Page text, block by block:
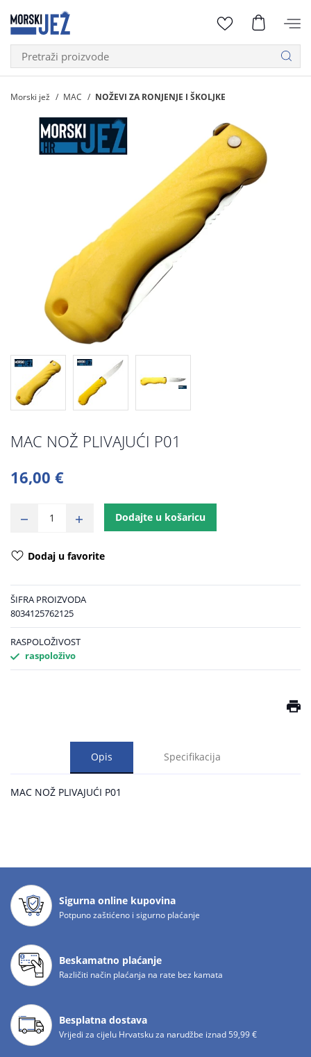
Morski jež MAC NOŽEVI ZA RONJENJE I ŠKOLJKE
MAC NOŽ PLIVAJUĆI P01
16,00 €
Dodajte u košaricu
Dodaj u favorite
ŠIFRA PROIZVODA
8034125762125
RASPOLOŽIVOST
raspoloživo
Opis Specifikacija
MAC NOŽ PLIVAJUĆI P01
Sigurna online kupovina
Potpuno zaštićeno i sigurno plaćanje
Beskamatno plaćanje
Različiti način plaćanja na rate bez kamata
Besplatna dostava
Vrijedi za cijelu Hrvatsku za narudžbe iznad 59,99 €